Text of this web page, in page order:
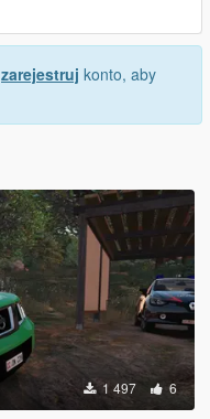
zarejestruj konto, aby
1 497 6